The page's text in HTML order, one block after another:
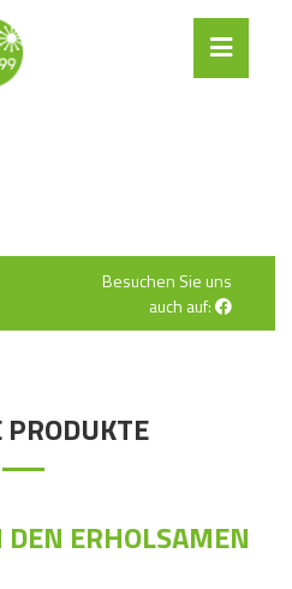
Besuchen Sie uns
auch auf:
PRODUKTE
ERHOLSAMEN